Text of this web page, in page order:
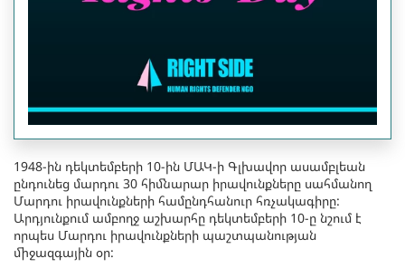
1948-ին դեկտեմբերի 10-ին ՄԱԿ-ի Գլխավոր ասամբլեան
ընդունեց մարդու 30 հիմնարար իրավունքները սահմանող
Մարդու իրավունքների համընդհանուր հռչակագիրը:
Արդյունքում ամբողջ աշխարհը դեկտեմբերի 10-ը նշում է
որպես Մարդու իրավունքների պաշտպանության
միջազգային օր: